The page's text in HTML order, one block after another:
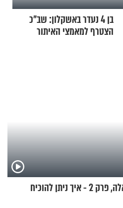
בן 4 נעדר באשקלון: שב"כ
הצטרף למאמצי האיתור
הרב רפאל אוחיון: מקום לשאלה, פרק 2 - איך ניתן להוכיח